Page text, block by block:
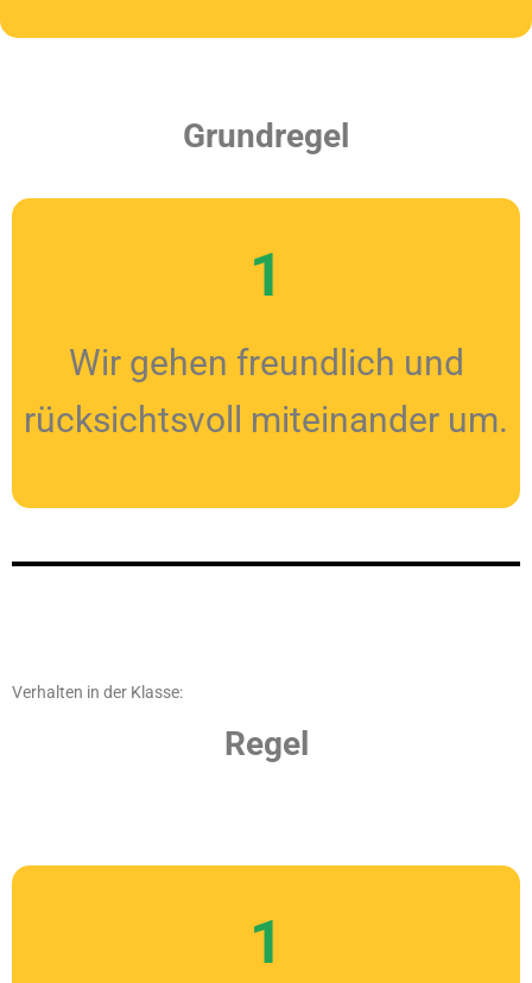
Grundregel
1
Wir gehen freundlich und
rücksichtsvoll miteinander um.
Verhalten in der Klasse:
Regel
1